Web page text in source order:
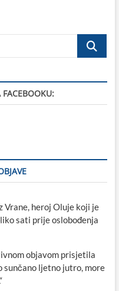
Search
Vrane, heroj Oluje koji je
sati prije oslobođenja
objavom prisjetila
sunčano ljetno jutro, more